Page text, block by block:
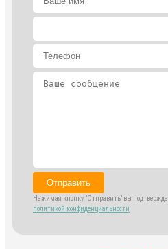
Отправить
Нажимая кнопку "Отправить" вы
политикой конфиденциальности